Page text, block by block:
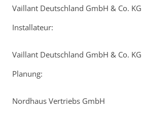
Vaillant Deutschland GmbH & Co. KG
Installateur:
Vaillant Deutschland GmbH & Co. KG
Planung:
Nordhaus Vertriebs GmbH